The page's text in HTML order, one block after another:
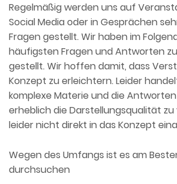
Regelmäßig werden uns auf
Social Media oder in Gesprächen
Fragen gestellt. Wir haben im
häufigsten Fragen und Antworten
gestellt. Wir hoffen damit, dass
Konzept zu erleichtern. Leider
komplexe Materie und die
erheblich die Darstellungsqualität
leider nicht direkt in das Konzept
Wegen des Umfangs ist es am
durchsuchen